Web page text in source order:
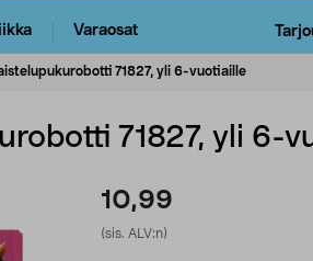
Varaosat
71827, yli 6-vuotiaille
71827, yli 6-
10,99
(sis. ALV:n)